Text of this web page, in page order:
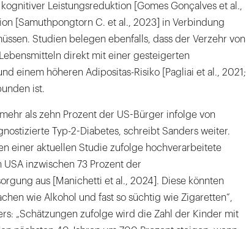
Leistungsreduktion [Gomes Gonçalves et al.,
[Samuthpongtorn C. et al., 2023] in Verbindung
Studien belegen ebenfalls, dass der Verzehr von
direkt mit einer gesteigerten
einem höheren Adipositas-Risiko [Pagliai et al., 2021;
ist.
als zehn Prozent der US-Bürger infolge von
Typ-2-Diabetes, schreibt Sanders weiter.
einer aktuellen Studie zufolge hochverarbeitete
USA inzwischen 73 Prozent der
aus [Manichetti et al., 2024]. Diese könnten
wie Alkohol und fast so süchtig wie Zigaretten“,
„Schätzungen zufolge wird die Zahl der Kinder mit